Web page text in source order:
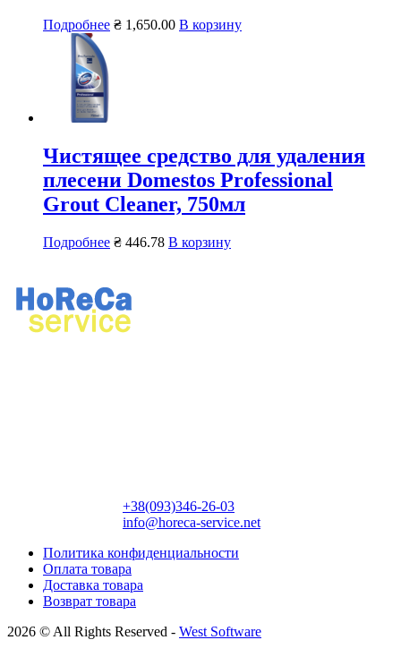
Подробнее ₴ 1,650.00 В корзину
Чистящее средство для удаления
плесени Domestos Professional
Grout Cleaner, 750мл
Подробнее ₴ 446.78 В корзину
+38(093)346-26-03
info@horeca-service.net
Политика конфиденциальности
Оплата товара
Доставка товара
Возврат товара
2026 © All Rights Reserved - West Software